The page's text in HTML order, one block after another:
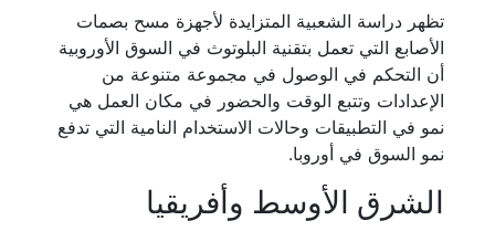
تظهر دراسة الشعبية المتزايدة لأجهزة مسح بصمات
الأصابع التي تعمل بتقنية البلوتوث في السوق الأوروبية
أن التحكم في الوصول في مجموعة متنوعة من
الإعدادات وتتبع الوقت والحضور في مكان العمل هي
نمو في التطبيقات وحالات الاستخدام النامية التي تدفع
نمو السوق في أوروبا.
الشرق الأوسط وأفريقيا